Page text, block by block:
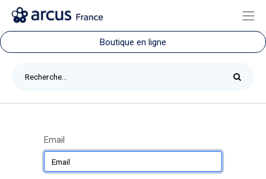
Boutique en ligne
Email